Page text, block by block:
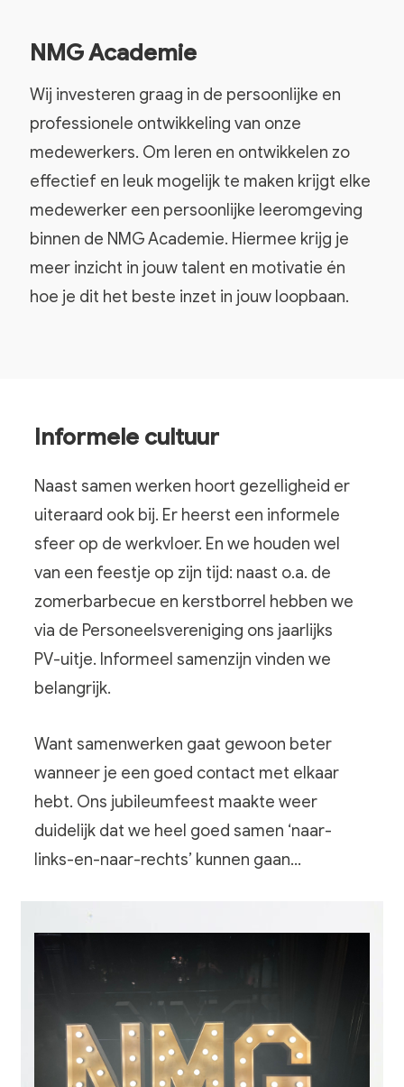
NMG Academie
Wij investeren graag in de persoonlijke en
professionele ontwikkeling van onze
medewerkers. Om leren en ontwikkelen zo
effectief en leuk mogelijk te maken krijgt elke
medewerker een persoonlijke leeromgeving
binnen de NMG Academie. Hiermee krijg je
meer inzicht in jouw talent en motivatie én
hoe je dit het beste inzet in jouw loopbaan.
Informele cultuur
Naast samen werken hoort gezelligheid er
uiteraard ook bij. Er heerst een informele
sfeer op de werkvloer. En we houden wel
van een feestje op zijn tijd: naast o.a. de
zomerbarbecue en kerstborrel hebben we
via de Personeelsvereniging ons jaarlijks
PV-uitje. Informeel samenzijn vinden we
belangrijk.
Want samenwerken gaat gewoon beter
wanneer je een goed contact met elkaar
hebt. Ons jubileumfeest maakte weer
duidelijk dat we heel goed samen ‘naar-
links-en-naar-rechts’ kunnen gaan…